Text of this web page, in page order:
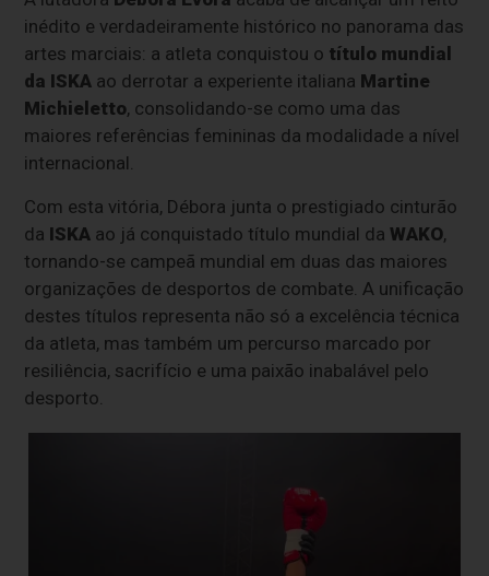
inédito e verdadeiramente histórico no panorama das
artes marciais: a atleta conquistou o título mundial
da ISKA ao derrotar a experiente italiana Martine
Michieletto, consolidando-se como uma das
maiores referências femininas da modalidade a nível
internacional.
Com esta vitória, Débora junta o prestigiado cinturão
da ISKA ao já conquistado título mundial daWAKO,
tornando-se campeã mundial em duas das maiores
organizações de desportos de combate. A unificação
destes títulos representa não só a excelência técnica
da atleta, mas também um percurso marcado por
resiliência, sacrifício e uma paixão inabalável pelo
desporto.